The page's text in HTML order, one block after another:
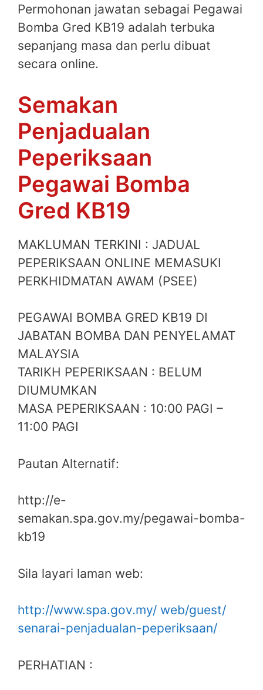
Permohonan jawatan sebagai Pegawai
Bomba Gred KB19 adalah terbuka
sepanjang masa dan perlu dibuat
secara online.
Semakan
Penjadualan
Peperiksaan
Pegawai Bomba
Gred KB19
MAKLUMAN TERKINI : JADUAL
PEPERIKSAAN ONLINE MEMASUKI
PERKHIDMATAN AWAM (PSEE)
PEGAWAI BOMBA GRED KB19 DI
JABATAN BOMBA DAN PENYELAMAT
MALAYSIA
TARIKH PEPERIKSAAN : BELUM
DIUMUMKAN
MASA PEPERIKSAAN : 10:00 PAGI –
11:00 PAGI
Pautan Alternatif:
http://e-
semakan.spa.gov.my/pegawai-bomba-
kb19
Sila layari laman web:
http://www.spa.gov.my/ web/guest/
senarai-penjadualan-peperiksaan/
PERHATIAN :